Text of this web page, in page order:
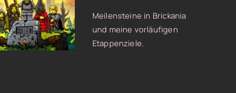
Meilensteine in Brickania
und meine vorläufigen
Etappenziele.